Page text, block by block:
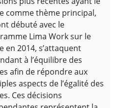
comme thème principal,
débuté avec le
Lima Work sur le
en 2014, s’attaquent
à l’équilibre des
afin de répondre aux
aspects de l’égalité des
Ces décisions